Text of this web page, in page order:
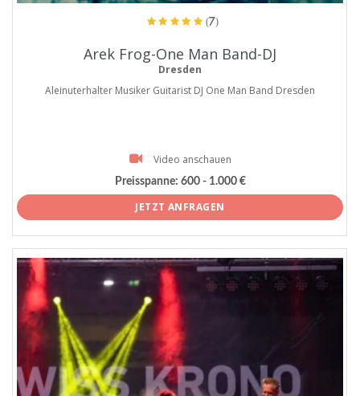
(7)
Arek Frog-One Man Band-DJ
Dresden
Aleinuterhalter Musiker Guitarist DJ One Man Band Dresden
Video anschauen
Preisspanne: 600 - 1.000 €
JETZT ANFRAGEN